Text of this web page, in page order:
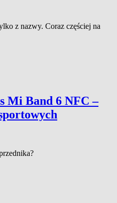
z nazwy. Coraz częściej na
Mi Band 6 NFC –